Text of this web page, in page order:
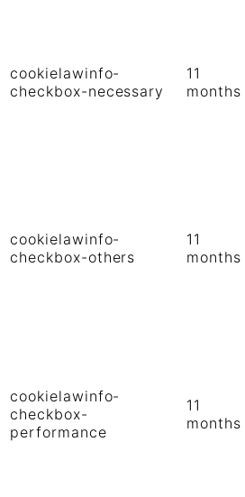
cookielawinfo-
checkbox-necessary
11
months
cookielawinfo-
checkbox-others
11
months
cookielawinfo-
checkbox-
performance
11
months